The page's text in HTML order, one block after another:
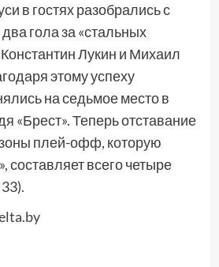
в гостях разобрались с
гола за «стальных
Лукин и Михаил
этому успеху
на седьмое место в
«Брест». Теперь отставание
плей-офф, которую
составляет всего четыре